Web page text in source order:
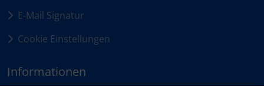
E-Mail Signatur
Cookie Einstellungen
Informationen